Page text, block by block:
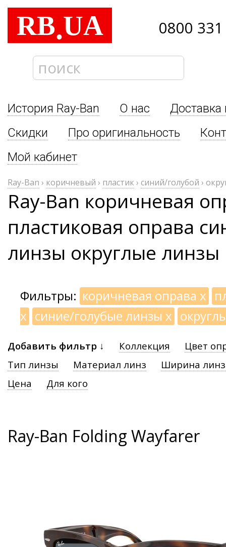
RB.UA 0800
История Ray-Ban О нас
Доставка
Скидки
Про оригинальность
Мой кабинет
Ray-Ban › коричневый › пластик › синий/голубой ›
Ray-Ban коричневая
пластиковая оправа
линзы округлые линзы
Фильтры: коричневая оправа x
x синие/голубые линзы x
Добавить фильтр ↓ Коллекция
Цвет
Тип линзы
Материал линз
Ширина
Цена
Для кого
Ray-Ban Folding Wayfarer